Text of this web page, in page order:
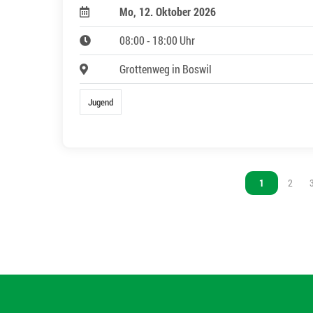
Mo, 12. Oktober 2026
08:00 - 18:00 Uhr
Grottenweg in Boswil
Jugend
Vous êtes sur
1 Vous
2 3